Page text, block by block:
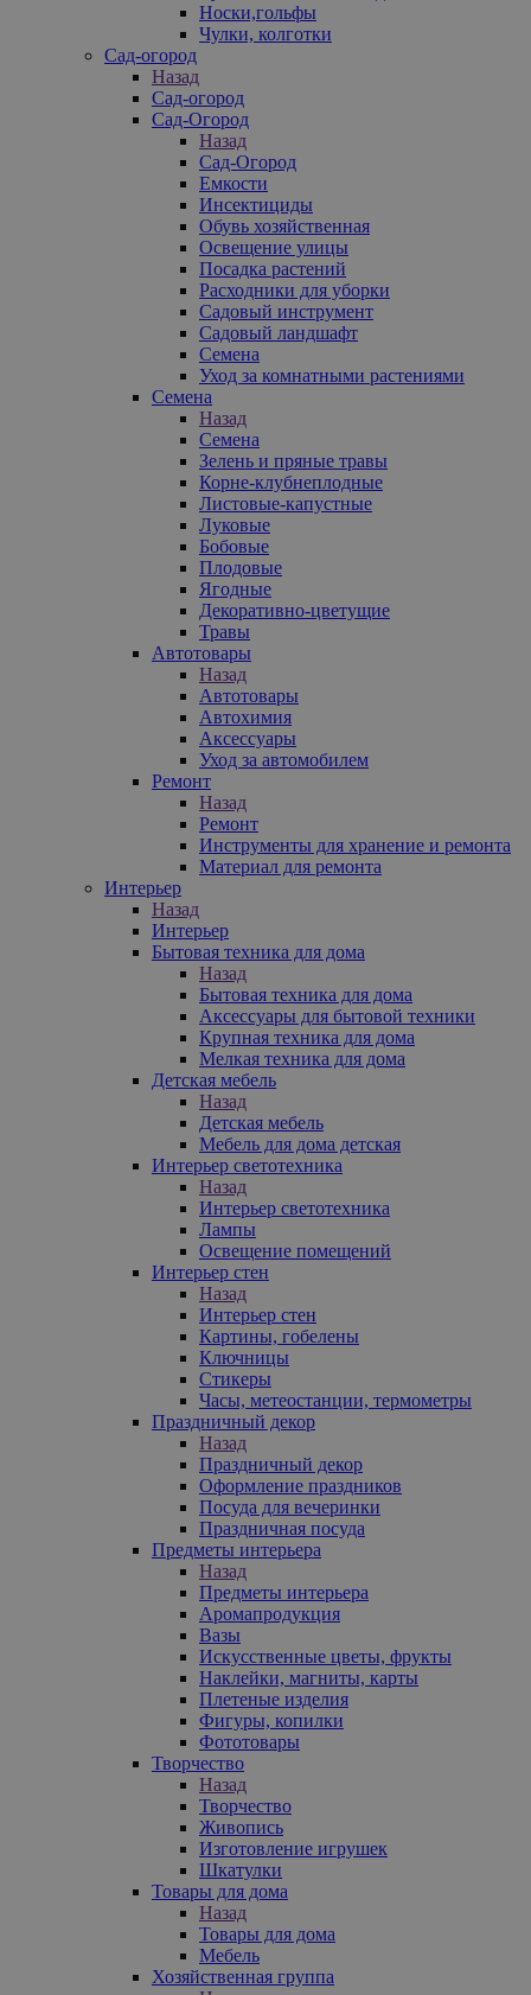
Носки,гольфы
Чулки, колготки
Сад-огород
Назад
Сад-огород
Сад-Огород
Назад
Сад-Огород
Емкости
Инсектициды
Обувь хозяйственная
Освещение улицы
Посадка растений
Расходники для уборки
Садовый инструмент
Садовый ландшафт
Семена
Уход за комнатными растениями
Семена
Назад
Семена
Зелень и пряные травы
Корне-клубнеплодные
Листовые-капустные
Луковые
Бобовые
Плодовые
Ягодные
Декоративно-цветущие
Травы
Автотовары
Назад
Автотовары
Автохимия
Аксессуары
Уход за автомобилем
Ремонт
Назад
Ремонт
Инструменты для хранение и ремонта
Материал для ремонта
Интерьер
Назад
Интерьер
Бытовая техника для дома
Назад
Бытовая техника для дома
Аксессуары для бытовой техники
Крупная техника для дома
Мелкая техника для дома
Детская мебель
Назад
Детская мебель
Мебель для дома детская
Интерьер светотехника
Назад
Интерьер светотехника
Лампы
Освещение помещений
Интерьер стен
Назад
Интерьер стен
Картины, гобелены
Ключницы
Стикеры
Часы, метеостанции, термометры
Праздничный декор
Назад
Праздничный декор
Оформление праздников
Посуда для вечеринки
Праздничная посуда
Предметы интерьера
Назад
Предметы интерьера
Аромапродукция
Вазы
Искусственные цветы, фрукты
Наклейки, магниты, карты
Плетеные изделия
Фигуры, копилки
Фототовары
Творчество
Назад
Творчество
Живопись
Изготовление игрушек
Шкатулки
Товары для дома
Назад
Товары для дома
Мебель
Хозяйственная группа